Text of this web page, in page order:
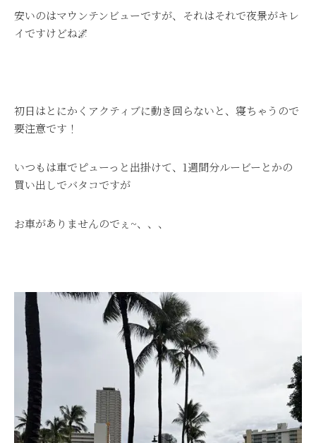
安いのはマウンテンビューですが、それはそれで夜景がキレ
イですけどね🌌
初日はとにかくアクティブに動き回らないと、寝ちゃうので
要注意です！
いつもは車でピューっと出掛けて、1週間分ルービーとかの
買い出しでバタコですが
お車がありませんのでぇ~、、、